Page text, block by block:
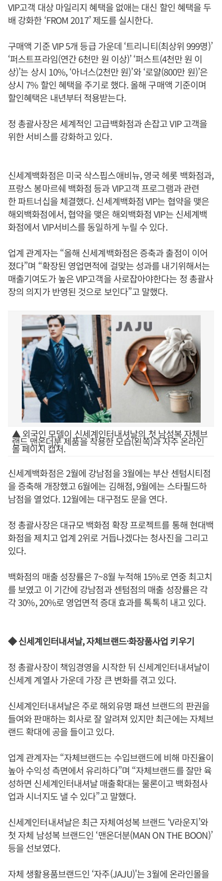
VIP고객 대상 마일리지 혜택을 없애는 대신 할인 혜택을 두
배 강화한 ‘FROM 2017’ 제도를 실시한다.
구매액 기준 VIP 5개 등급 가운데 ‘트리니티(최상위 999명)’
‘퍼스트프라임(연간 6천만 원 이상)’ ‘퍼스트(4천만 원 이
상)’는 상시 10%, ‘아너스(2천만 원)’와 ‘로얄(800만 원)’은
상시 7% 할인 혜택을 주기로 했다. 올해 구매액 기준이며
할인혜택은 내년부터 적용받는다.
정 총괄사장은 세계적인 고급백화점과 손잡고 VIP 고객을
위한 서비스를 강화하고 있다.
신세계백화점은 미국 삭스핍스애비뉴, 영국 헤롯 백화점과,
프랑스 봉마르쉐 백화점 등과 VIP고객 프로그램과 관련
한 파트너십을 체결했다. 신세계백화점 VIP는 협약을 맺은
해외백화점에서, 협약을 맺은 해외백화점 VIP는 신세계백
화점에서 VIP서비스를 동일하게 누릴 수 있다.
업계 관계자는 “올해 신세계백화점은 증축과 출점이 이어
졌다”며 “확장된 영업면적에 걸맞는 성과를 내기위해서는
매출기여도가 높은 VIP고객을 사로잡아야한다는 정 총괄사
장의 의지가 반영된 것으로 보인다”고 말했다.
▲ 외국인 모델이 신세계인터내셔날의 첫 남성복 자체브
랜드 맨온더분 제품을 착용한 모습(왼쪽)과 자주 온라인
몰 페이지 캡처.
신세계백화점은 2월에 강남점을 3월에는 부산 센텀시티점
을 증축해 개장했고 6월에는 김해점, 9월에는 스타필드하
남점을 열었다. 12월에는 대구점도 문을 연다.
정 총괄사장은 대규모 백화점 확장 프로젝트를 통해 현대백
화점을 제치고 업계 2위로 거듭나겠다는 청사진을 그리고
있다.
백화점의 매출 성장률은 7~8월 누적해 15%로 연중 최고치
를 보였고 이 기간에 강남점과 센텀점의 매출 성장률은 각
각 30%, 20%로 영업면적 증대 효과를 톡톡히 내고 있다.
◆ 신세계인터내셔날, 자체브랜드·화장품사업 키우기
정 총괄사장이 책임경영을 시작한 뒤 신세계인터내셔날이
신세계 계열사 가운데 가장 큰 변화를 겪고 있다.
신세계인터내셔날은 주로 해외유명 패션 브랜드의 판권을
들여와 판매하는 회사로 잘 알려져 있지만 최근에는 자체브
랜드 확대에 공을 들이고 있다.
업계 관계자는 “자체브랜드는 수입브랜드에 비해 마진율이
높아 수익성 측면에서 유리하다”며 “자체브랜드를 잘만 육
성하면 신세계인터내셔날 매출확대는 물론이고 백화점사
업과 시너지도 낼 수 있다”고 말했다.
신세계인터내셔날은 최근 자체여성복 브랜드 ‘V라운지’와
첫 자체 남성복 브랜드인 ‘맨온더분(MAN ON THE BOON)’
등을 선보였다.
자체 생활용품브랜드인 ‘자주(JAJU)'는 3월에 온라인몰을